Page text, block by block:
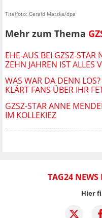
Titelfoto: Gerald Matzka/dpa
Mehr zum Thema
EHE-AUS BEI GZSZ-STAR
ZEHN JAHREN IST ALLES
WAS WAR DA DENN
KLÄRT FANS ÜBER IHR
GZSZ-STAR ANNE
IM KOLLEKIEZ
TAG24
Hier